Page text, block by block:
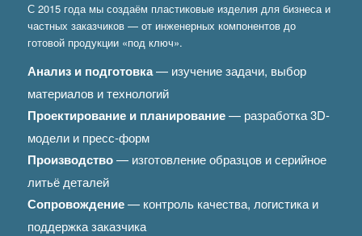
С 2015 года мы создаём пластиковые изделия для бизнеса и
частных заказчиков — от инженерных компонентов до
готовой продукции «под ключ».
Анализ и подготовка— изучение задачи, выбор
материалов и технологий
Проектирование и планирование— разработка 3D-
модели и пресс-форм
Производство— изготовление образцов и серийное
литьё деталей
Сопровождение— контроль качества, логистика и
поддержка заказчика